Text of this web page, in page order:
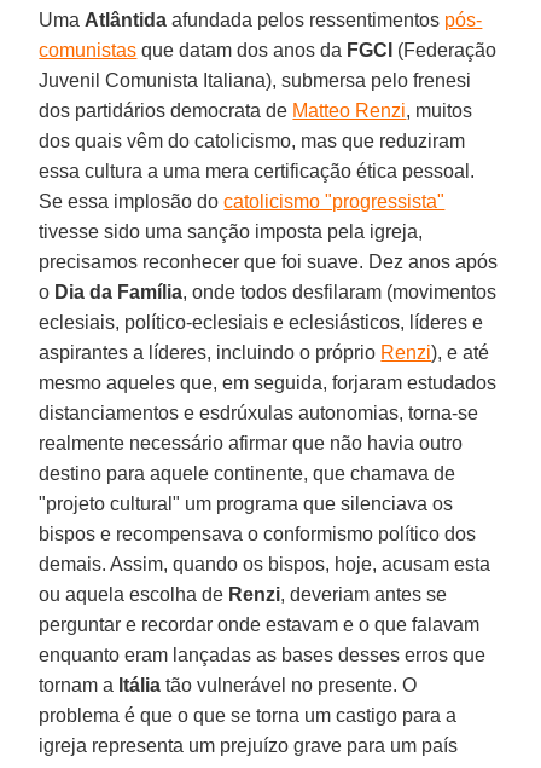
Uma Atlântida afundada pelos ressentimentos pós-
comunistas que datam dos anos da FGCI (Federação
Juvenil Comunista Italiana), submersa pelo frenesi
dos partidários democrata de Matteo Renzi, muitos
dos quais vêm do catolicismo, mas que reduziram
essa cultura a uma mera certificação ética pessoal.
Se essa implosão docatolicismo "progressista"
tivesse sido uma sanção imposta pela igreja,
precisamos reconhecer que foi suave. Dez anos após
o Dia da Família, onde todos desfilaram (movimentos
eclesiais, político-eclesiais e eclesiásticos, líderes e
aspirantes a líderes, incluindo o próprio Renzi), e até
mesmo aqueles que, em seguida, forjaram estudados
distanciamentos e esdrúxulas autonomias, torna-se
realmente necessário afirmar que não havia outro
destino para aquele continente, que chamava de
"projeto cultural" um programa que silenciava os
bispos e recompensava o conformismo político dos
demais. Assim, quando os bispos, hoje, acusam esta
ou aquela escolha de Renzi, deveriam antes se
perguntar e recordar onde estavam e o que falavam
enquanto eram lançadas as bases desses erros que
tornam a Itália tão vulnerável no presente. O
problema é que o que se torna um castigo para a
igreja representa um prejuízo grave para um país